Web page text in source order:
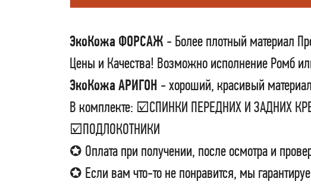
ЭкоКожа ФОРСАЖ - Более плотный материал
Цены и Качества! Возможно исполнение Ромб
ЭкоКожа АРИГОН - хороший, красивый
В комплекте: ☑СПИНКИ ПЕРЕДНИХ И ЗАДНИХ
☑ПОДЛОКОТНИКИ
✪ Оплата при получении, после осмотра и
✪ Если вам что-то не понравится, мы